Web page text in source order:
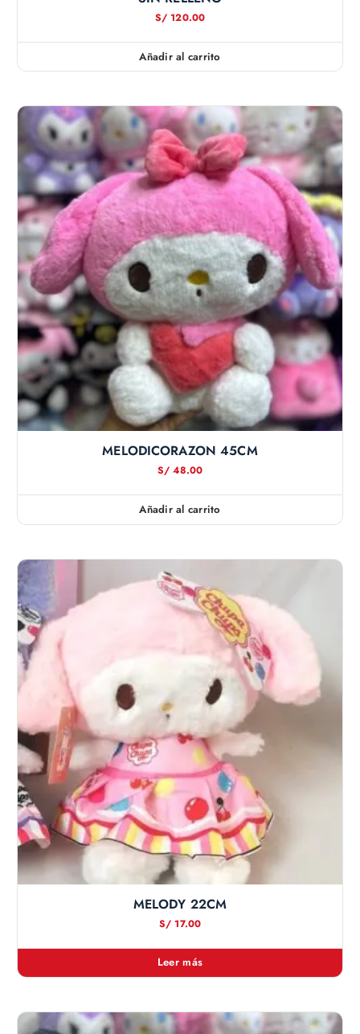
S/ 120.00
Añadir al carrito
MELODICORAZON 45CM
S/ 48.00
Añadir al carrito
MELODY 22CM
S/ 17.00
Leer más